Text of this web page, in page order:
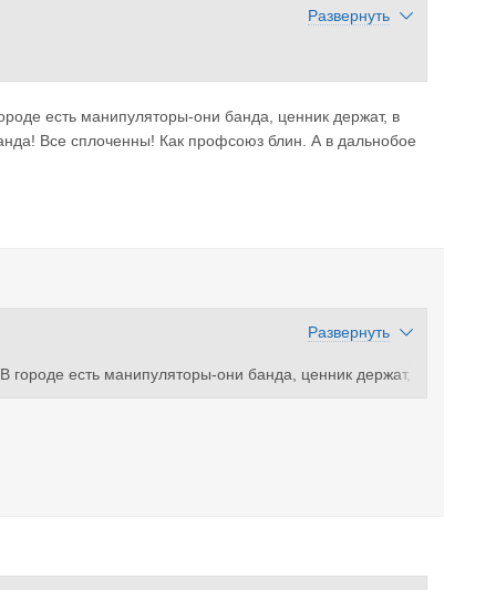
Развернуть
есть манипуляторы-они банда, ценник держат, в
Все сплоченны! Как профсоюз блин. А в дальнобое
Развернуть
городе есть манипуляторы-они банда, ценник держат,